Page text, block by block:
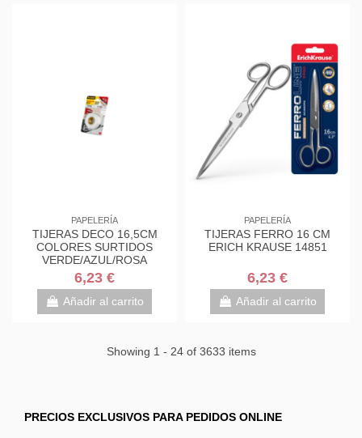
PAPELERÍA
TIJERAS DECO 16,5CM
COLORES SURTIDOS
VERDE/AZUL/ROSA
1561DS-M SCOTH
7000034004
6,23 €
Añadir al carrito
PAPELERÍA
TIJERAS FERRO 16 CM
ERICH KRAUSE 14851
6,23 €
Añadir al carrito
Showing 1 - 24 of 3633 items
PRECIOS EXCLUSIVOS PARA PEDIDOS ONLINE